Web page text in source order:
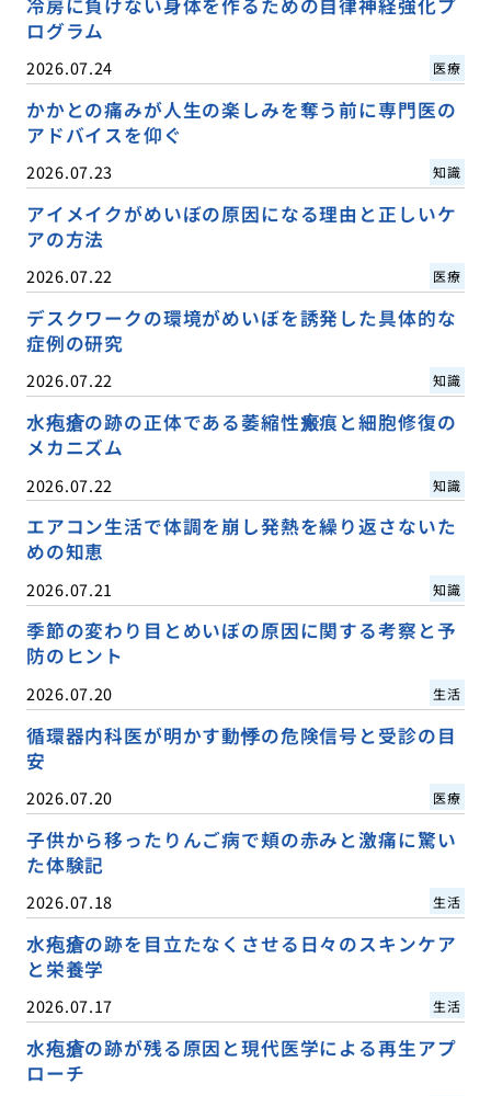
冷房に負けない身体を作るための自律神経強化プ
ログラム
2026.07.24 医療
かかとの痛みが人生の楽しみを奪う前に専門医の
アドバイスを仰ぐ
2026.07.23 知識
アイメイクがめいぼの原因になる理由と正しいケ
アの方法
2026.07.22 医療
デスクワークの環境がめいぼを誘発した具体的な
症例の研究
2026.07.22 知識
水疱瘡の跡の正体である萎縮性瘢痕と細胞修復の
メカニズム
2026.07.22 知識
エアコン生活で体調を崩し発熱を繰り返さないた
めの知恵
2026.07.21 知識
季節の変わり目とめいぼの原因に関する考察と予
防のヒント
2026.07.20 生活
循環器内科医が明かす動悸の危険信号と受診の目
安
2026.07.20 医療
子供から移ったりんご病で頬の赤みと激痛に驚い
た体験記
2026.07.18 生活
水疱瘡の跡を目立たなくさせる日々のスキンケア
と栄養学
2026.07.17 生活
水疱瘡の跡が残る原因と現代医学による再生アプ
ローチ